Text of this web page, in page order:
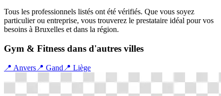
Tous les professionnels listés ont été vérifiés. Que vous soyez
particulier ou entreprise, vous trouverez le prestataire idéal pour vos
besoins à Bruxelles et dans la région.
Gym & Fitness dans d'autres villes
📍 Anvers 📍 Gand 📍 Liège